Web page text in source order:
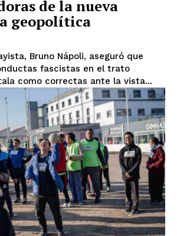
de la nueva
geopolítica
Bruno Nápoli, aseguró que
fascistas en el trato
como correctas ante la vista...